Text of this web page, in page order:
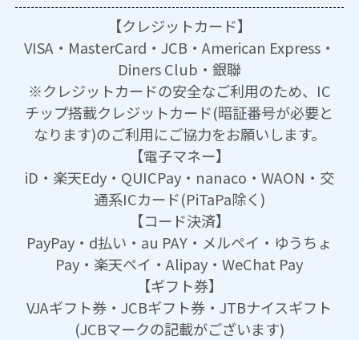
【クレジットカード】
VISA・MasterCard・JCB・American Express・
Diners Club・銀聯
※クレジットカードの安全なご利用のため、IC
チップ搭載クレジットカード(暗証番号が必要と
なります)のご利用にご協力をお願いします。
【電子マネー】
iD・楽天Edy・QUICPay・nanaco・WAON・交
通系ICカード(PiTaPa除く)
【コード決済】
PayPay・d払い・au PAY・メルペイ・ゆうちょ
Pay・楽天ペイ・Alipay・WeChat Pay
【ギフト券】
VJAギフト券・JCBギフト券・JTBナイスギフト
(JCBマークの記載がございます)